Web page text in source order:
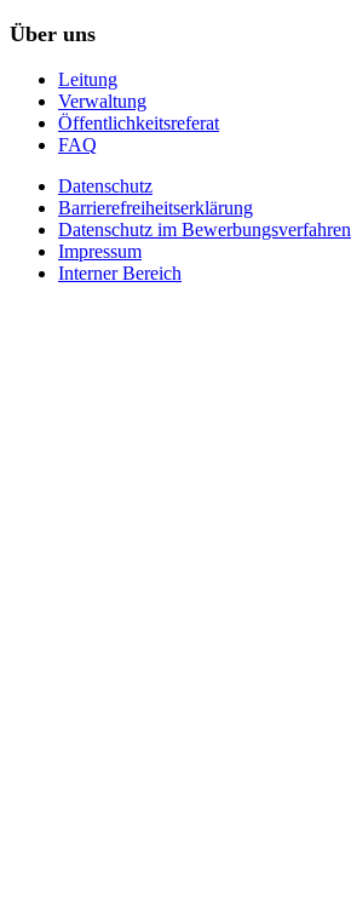
Über uns
Leitung
Verwaltung
Öffentlichkeitsreferat
FAQ
Datenschutz
Barrierefreiheitserklärung
Datenschutz im Bewerbungsverfahren
Impressum
Interner Bereich